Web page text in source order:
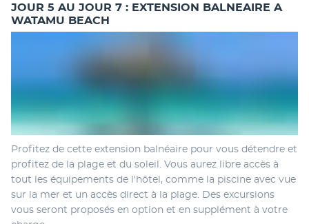
JOUR 5 AU JOUR 7 : EXTENSION BALNEAIRE A
WATAMU BEACH
Profitez de cette extension balnéaire pour vous détendre et
profitez de la plage et du soleil. Vous aurez libre accès à
tout les équipements de l'hôtel, comme la piscine avec vue
sur la mer et un accès direct à la plage. Des excursions
vous seront proposés en option et en supplément à votre